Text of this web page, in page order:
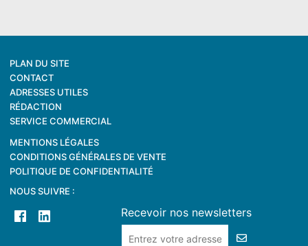
PLAN DU SITE
CONTACT
ADRESSES UTILES
RÉDACTION
SERVICE COMMERCIAL
MENTIONS LÉGALES
CONDITIONS GÉNÉRALES DE VENTE
POLITIQUE DE CONFIDENTIALITÉ
NOUS SUIVRE :
Recevoir nos newsletters